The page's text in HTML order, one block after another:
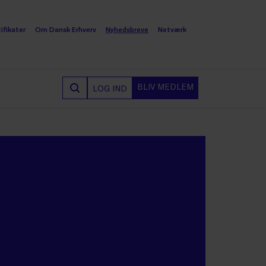
Om Dansk Erhverv Nyhedsbreve Netværk
LOG IND BLIV MEDLEM